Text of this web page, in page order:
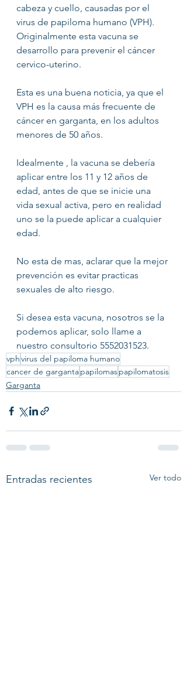
cabeza y cuello, causadas por el
virus de papiloma humano (VPH).
Originalmente esta vacuna se
desarrollo para prevenir el cáncer
cervico-uterino.
Esta es una buena noticia, ya que el
VPH es la causa más frecuente de
cáncer en garganta, en los adultos
menores de 50 años.
Idealmente , la vacuna se debería
aplicar entre los 11 y 12 años de
edad, antes de que se inicie una
vida sexual activa, pero en realidad
uno se la puede aplicar a cualquier
edad.
No esta de mas, aclarar que la mejor
prevención es evitar practicas
sexuales de alto riesgo.
Si desea esta vacuna, nosotros se la
podemos aplicar, solo llame a
nuestro consultorio 5552031523.
vphvirus del papiloma humano
cancer de gargantapapilomaspapilomatosis
Garganta
Entradas recientes Ver todo